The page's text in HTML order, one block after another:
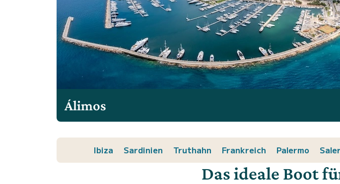
Álimos
Ibiza Sardinien Truthahn Frankreich Palermo
Das ideale Boot